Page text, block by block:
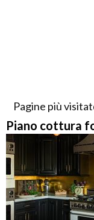
Pagine più
Piano cottura